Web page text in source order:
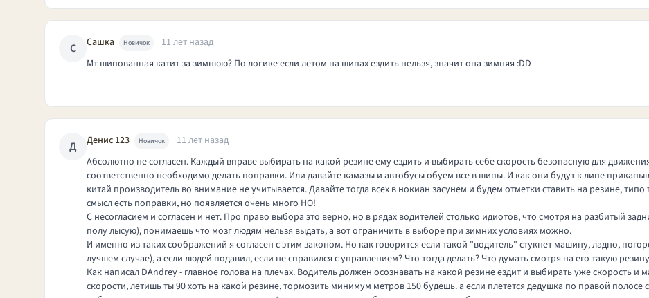
С Сашка Новичок
11 лет назад
Мт шипованная катит за зимнюю? По логике если летом на шипах ездить нельзя, значит она зимняя :DD
Д Денис 123 Новичок
11 лет назад
Абсолютно не согласен. Каждый вправе выбирать на какой резине ему ездить и выбирать себе скорость безопасную для
соответственно необходимо делать поправки. Или давайте камазы и автобусы обуем все в шипы. И как они будут к липе
китай производитель во внимание не учитывается. Давайте тогда всех в нокиан засунем и будем отметки ставить на резине,
смысл есть поправки, но появляется очень много НО!
С несогласием и согласен и нет. Про право выбора это верно, но в рядах водителей столько идиотов, что смотря на разбитый
полу лысую), понимаешь что мозг людям нельзя выдать, а вот ограничить в выборе при зимних условиях можно.
И именно из таких соображений я согласен с этим законом. Но как говорится если такой "водитель" стукнет машину, ладно,
лучшем случае), а если людей подавил, если не справился с управлением? Что тогда делать? Что думать смотря на его такую
Как написал DAndrey - главное голова на плечах. Водитель должен осознавать на какой резине ездит и выбирать уже скорость
скорости, летишь ты 90 хоть на какой резине, тормозить минимум метров 150 будешь. а если плетется дедушка по правой полосе